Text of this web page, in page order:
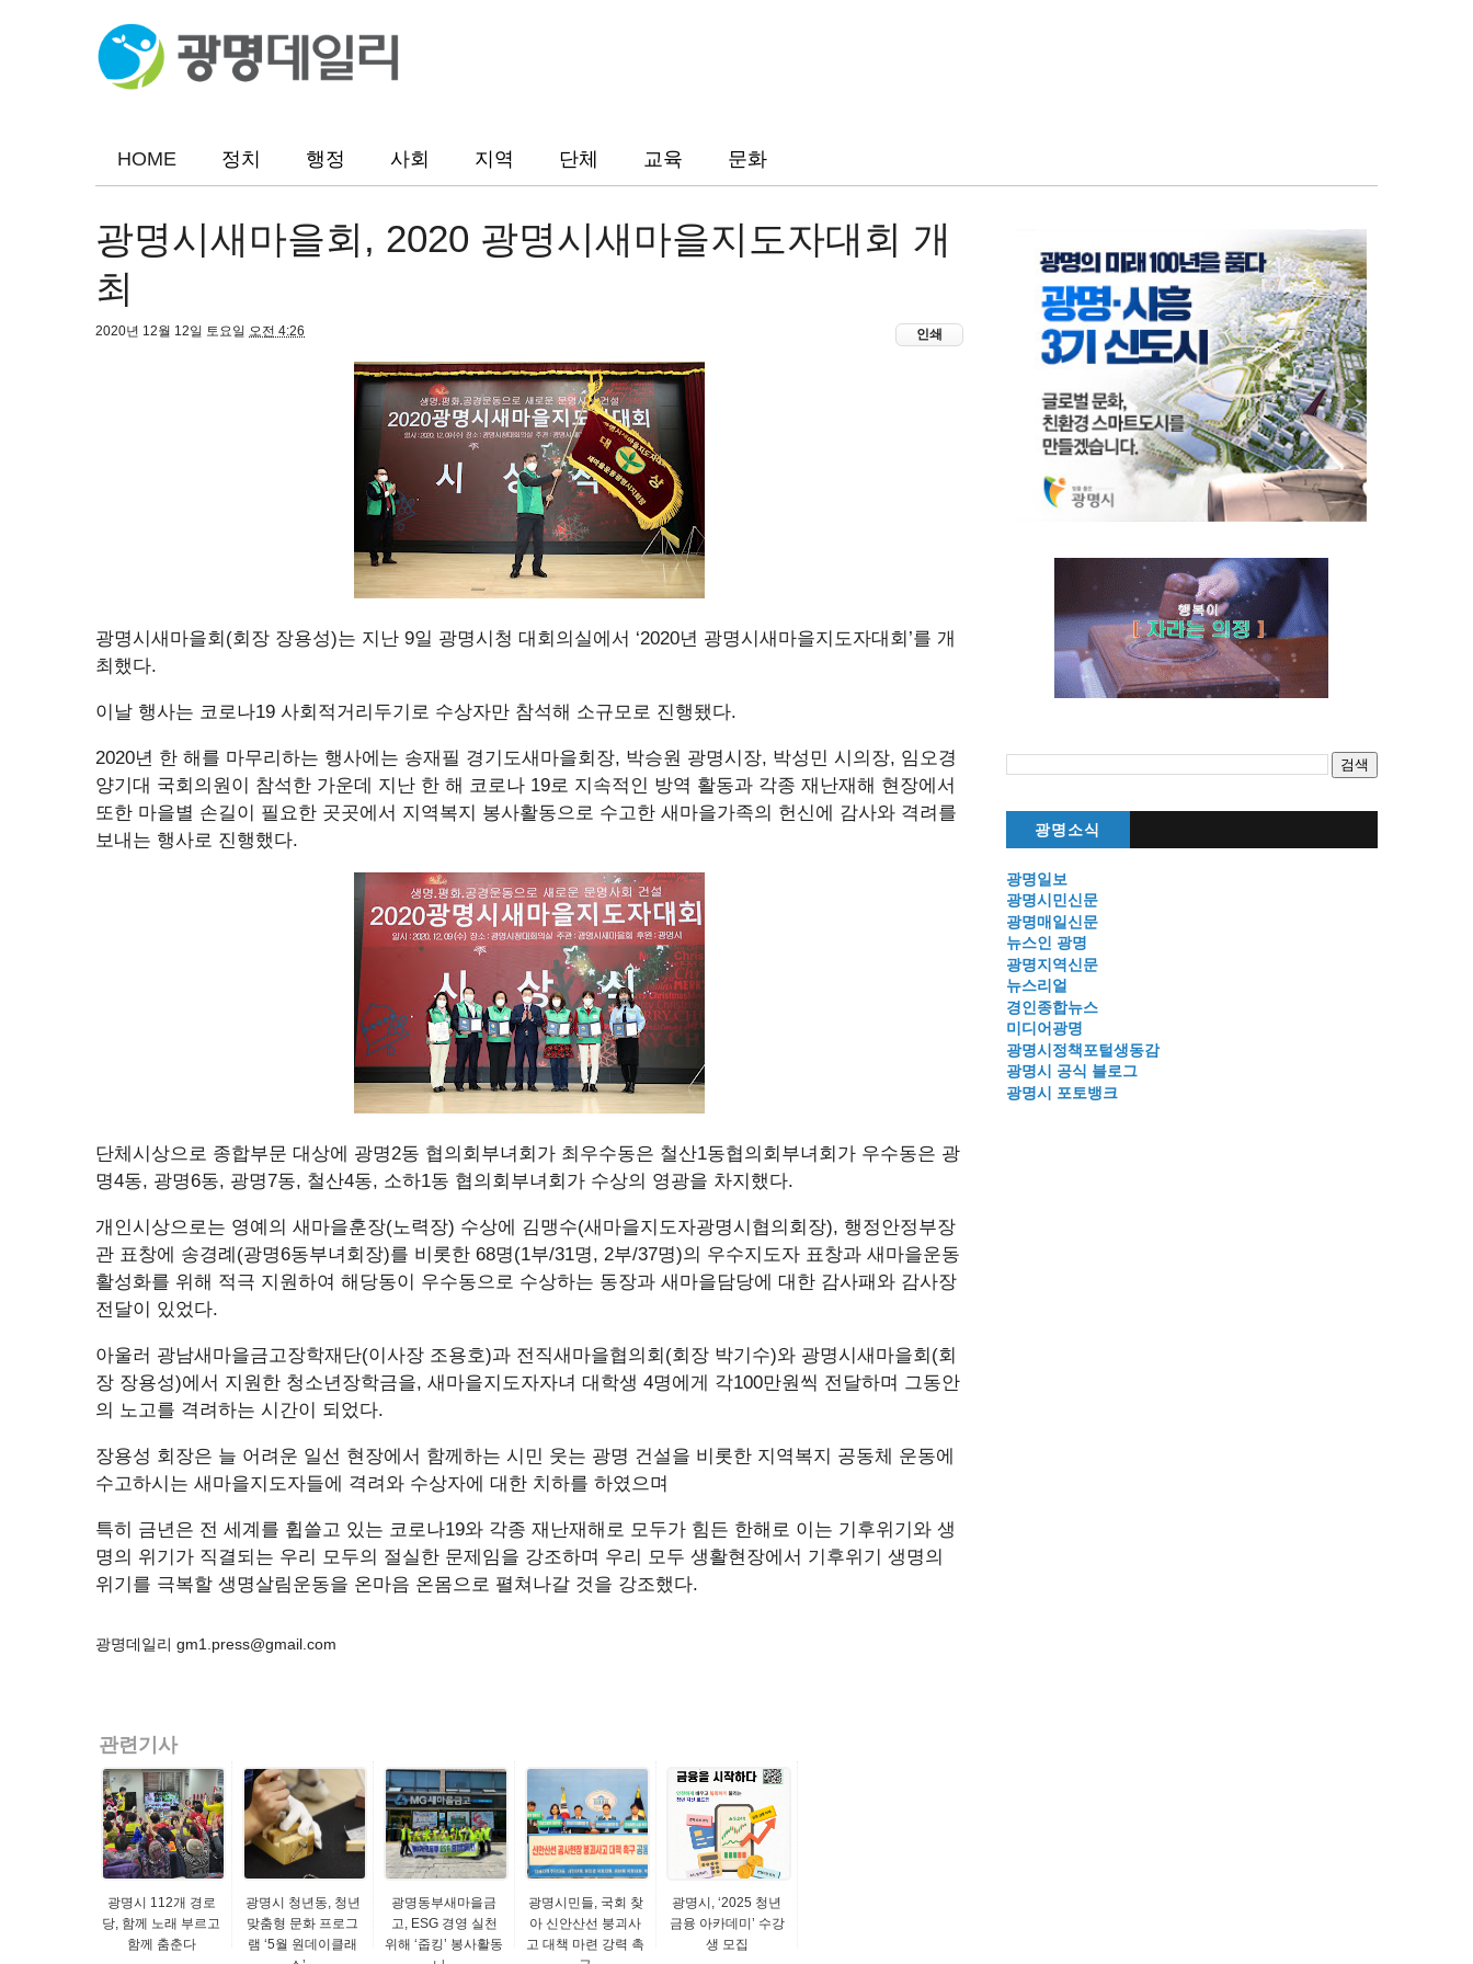
HOME 정치 행정 사회 지역 단체 교육 문화
광명시새마을회, 2020 광명시새마을지도자대회 개
최
2020년 12월 12일 토요일 오전 4:26 인쇄
광명시새마을회(회장 장용성)는 지난 9일 광명시청 대회의실에서 ‘2020년 광명시새마을지도자대회’를 개
최했다.
이날 행사는 코로나19 사회적거리두기로 수상자만 참석해 소규모로 진행됐다.
2020년 한 해를 마무리하는 행사에는 송재필 경기도새마을회장, 박승원 광명시장, 박성민 시의장, 임오경
양기대 국회의원이 참석한 가운데 지난 한 해 코로나 19로 지속적인 방역 활동과 각종 재난재해 현장에서
또한 마을별 손길이 필요한 곳곳에서 지역복지 봉사활동으로 수고한 새마을가족의 헌신에 감사와 격려를
보내는 행사로 진행했다.
단체시상으로 종합부문 대상에 광명2동 협의회부녀회가 최우수동은 철산1동협의회부녀회가 우수동은 광
명4동, 광명6동, 광명7동, 철산4동, 소하1동 협의회부녀회가 수상의 영광을 차지했다.
개인시상으로는 영예의 새마을훈장(노력장) 수상에 김맹수(새마을지도자광명시협의회장), 행정안정부장
관 표창에 송경례(광명6동부녀회장)를 비롯한 68명(1부/31명, 2부/37명)의 우수지도자 표창과 새마을운동
활성화를 위해 적극 지원하여 해당동이 우수동으로 수상하는 동장과 새마을담당에 대한 감사패와 감사장
전달이 있었다.
아울러 광남새마을금고장학재단(이사장 조용호)과 전직새마을협의회(회장 박기수)와 광명시새마을회(회
장 장용성)에서 지원한 청소년장학금을, 새마을지도자자녀 대학생 4명에게 각100만원씩 전달하며 그동안
의 노고를 격려하는 시간이 되었다.
장용성 회장은 늘 어려운 일선 현장에서 함께하는 시민 웃는 광명 건설을 비롯한 지역복지 공동체 운동에
수고하시는 새마을지도자들에 격려와 수상자에 대한 치하를 하였으며
특히 금년은 전 세계를 휩쓸고 있는 코로나19와 각종 재난재해로 모두가 힘든 한해로 이는 기후위기와 생
명의 위기가 직결되는 우리 모두의 절실한 문제임을 강조하며 우리 모두 생활현장에서 기후위기 생명의
위기를 극복할 생명살림운동을 온마음 온몸으로 펼쳐나갈 것을 강조했다.
광명데일리 gm1.press@gmail.com
관련기사
광명시 112개 경로
당, 함께 노래 부르고
함께 춤춘다
광명시 청년동, 청년
맞춤형 문화 프로그
램 ‘5월 원데이클래
광명동부새마을금
고, ESG 경영 실천
위해 ‘줍킹’ 봉사활동
광명시민들, 국회 찾
아 신안산선 붕괴사
고 대책 마련 강력 촉
광명시, ‘2025 청년
금융 아카데미’ 수강
생 모집
광명소식
광명일보
광명시민신문
광명매일신문
뉴스인 광명
광명지역신문
뉴스리얼
경인종합뉴스
미디어광명
광명시정책포털생동감
광명시 공식 블로그
광명시 포토뱅크